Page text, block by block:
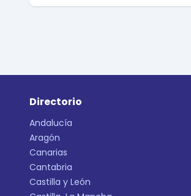
Directorio
Andalucía
Aragón
Canarias
Cantabria
Castilla y León